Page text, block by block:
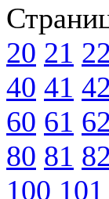
20 21 22
40 41 42
60 61 62
80 81 82
100 101